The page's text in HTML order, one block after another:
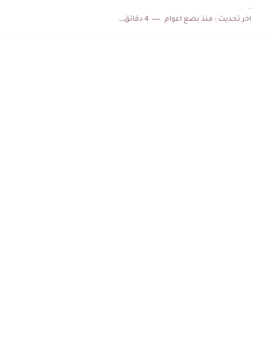
.
اخر تحديث :منذ بضع اعوام 4 دقائق للقراءة